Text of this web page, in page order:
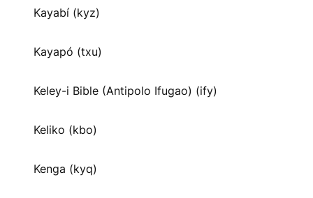
Kayabí (kyz)
Kayapó (txu)
Keley-i Bible (Antipolo Ifugao) (ify)
Keliko (kbo)
Kenga (kyq)